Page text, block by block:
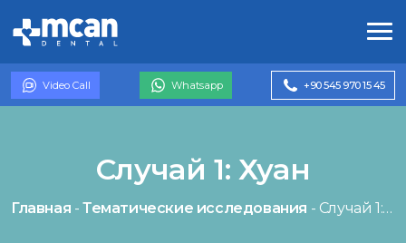
Video Call Whatsapp +90 545 970 15 45
Случай 1: Хуан
Главная -Тематические исследования - Случай 1: Хуан